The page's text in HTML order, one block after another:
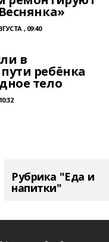
, 09:40
в
ребёнка
тело
Рубрика "Еда и
напитки"